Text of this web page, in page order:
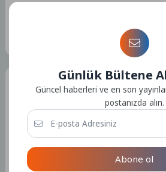
Bu yazıya ait etiket
Admin
Kullanıcıya ait herhangi bir sosyal
bulunmamaktadır.
Günlük Bültene
Güncel haberleri ve en son
postanızda alın.
Abone ol